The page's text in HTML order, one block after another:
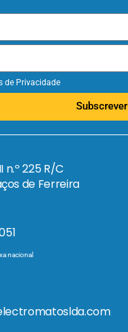
de Privacidade
Subscrever
n.º 225 R/C
de Ferreira
nacional